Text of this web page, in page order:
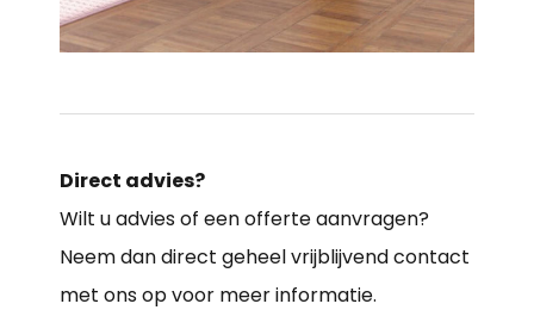
Direct advies?
Wilt u advies of een offerte aanvragen?
Neem dan direct geheel vrijblijvend contact
met ons op voor meer informatie.